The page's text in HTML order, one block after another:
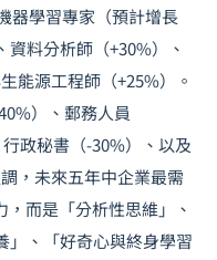
器學習專家（預計增長
料分析師（+30%）、
能源工程師（+25%）。
）、郵務人員
政秘書（-30%）、以及
，未來五年中企業最需
而是「分析性思維」、
」、「好奇心與終身學習